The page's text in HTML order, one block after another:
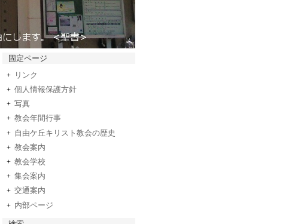
固定ページ
リンク
個人情報保護方針
写真
教会年間行事
自由ケ丘キリスト教会の歴史
教会案内
教会学校
集会案内
交通案内
内部ページ